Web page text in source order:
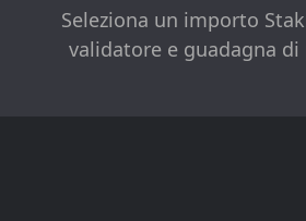
Seleziona un importo
validatore e guadagna di